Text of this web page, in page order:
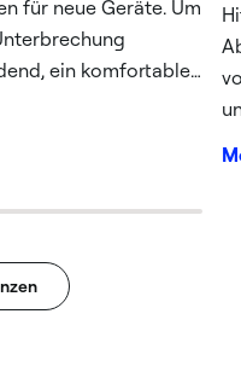
für neue Geräte. Um
ein komfortables